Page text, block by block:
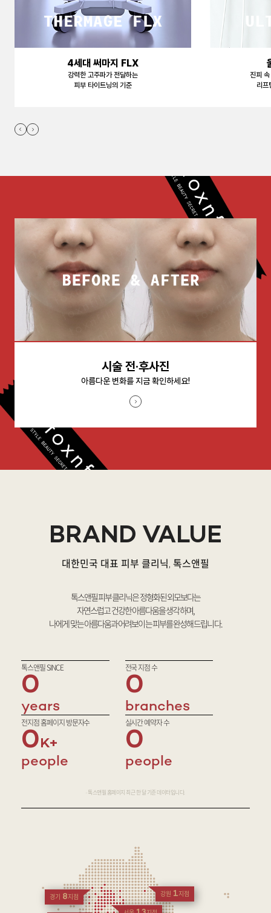
4세대 써마지 FLX
강력한 고주파가 전달하는
피부 타이트닝의 기준
진피
리프
시술 전·후사진
아름다운 변화를 지금 확인하세요!
BRAND VALUE
대한민국 대표 피부 클리닉, 톡스앤필
톡스앤필 피부 클리닉은 정형화된 외모보다는
자연스럽고 건강한 아름다움을 생각하며,
나에게 맞는 아름다움과 어려보이는 피부를 완성해 드립니다.
톡스앤필 SINCE
0
years
전국 지점 수
0
branches
전지점 홈페이지 방문자수
0
people
실시간 예약자 수
0
people
· 톡스앤필 홈페이지 최근 한 달 기준 데이터입니다.
경기 8지점 강원 1지점